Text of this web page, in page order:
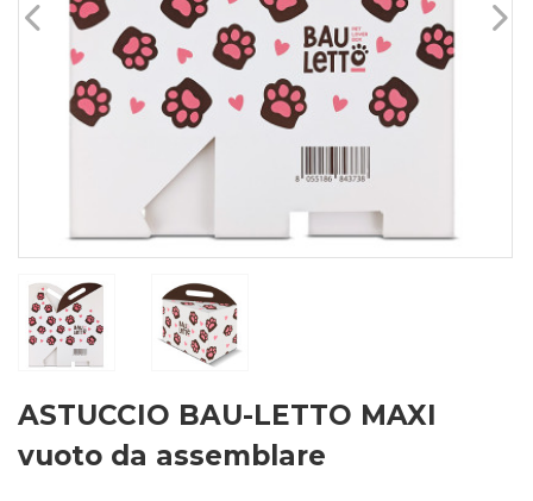
ASTUCCIO BAU-LETTO MAXI
vuoto da assemblare